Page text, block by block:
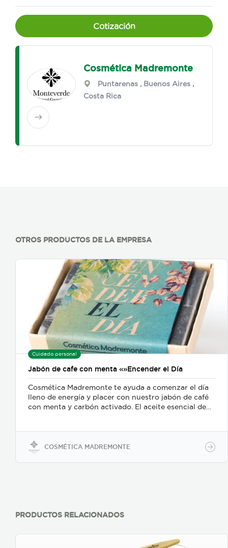
Cotización
Cosmética Madremonte
Puntarenas , Buenos Aires ,
Costa Rica
OTROS PRODUCTOS DE LA EMPRESA
Cuidado personal
Jabón de cafe con menta «»Encender el Día
Cosmética Madremonte te ayuda a comenzar el día
lleno de energía y placer con nuestro jabón de café
con menta y carbón activado. El aceite esencial de
la circulación. Disfruta de un despertar vibrante.
Enciende tu día.
COSMÉTICA MADREMONTE
PRODUCTOS RELACIONADOS